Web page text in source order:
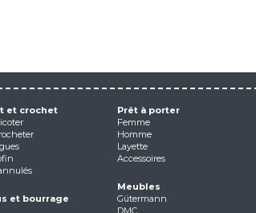
et crochet
et bourrage
Prêt à porter
Femme
Homme
Layette
Accessoires
Meubles
Gütermann
DMC